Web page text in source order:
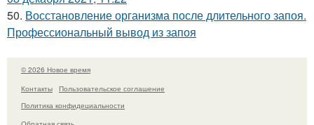
50. Восстановление организма после длительного запоя.
Профессиональный вывод из запоя
© 2026 Новое время
Контакты
Пользовательское соглашение
Политика конфидециальности